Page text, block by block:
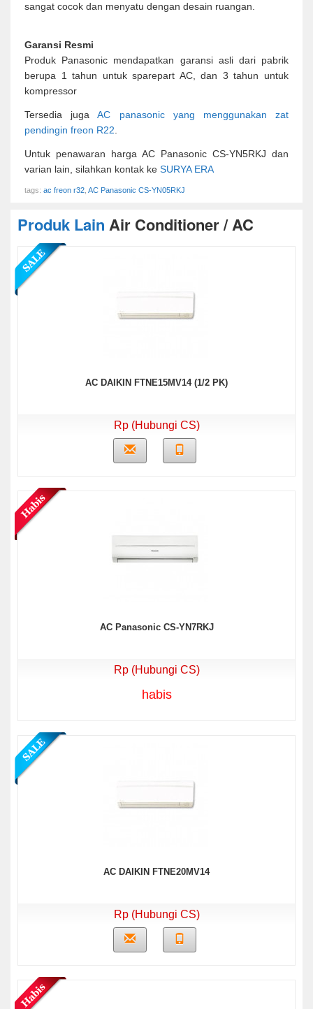
sangat cocok dan menyatu dengan desain ruangan.
Garansi Resmi
Produk Panasonic mendapatkan garansi asli dari pabrik
berupa 1 tahun untuk sparepart AC, dan 3 tahun untuk
kompressor
Tersedia jugaAC panasonic yang menggunakan zat
pendingin freon R22
Untuk penawaran harga AC Panasonic CS-YN5RKJ dan
varian lain, silahkan kontak ke SURYA ERA
tags: ac freon r32 AC Panasonic CS-YN05RKJ
Produk Lain Air Conditioner / AC
AC DAIKIN FTNE15MV14 (1/2 PK)
Rp (Hubungi CS)
AC Panasonic CS-YN7RKJ
Rp (Hubungi CS)
habis
AC DAIKIN FTNE20MV14
Rp (Hubungi CS)